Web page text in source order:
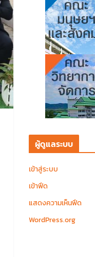
ผู้ดูแลระบบ
เข้าสู่ระบบ
เข้าฟีด
แสดงความเห็นฟีด
WordPress.org